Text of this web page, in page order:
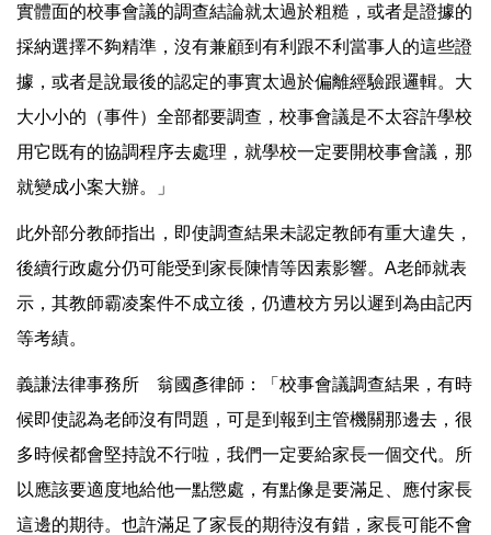
實體面的校事會議的調查結論就太過於粗糙，或者是證據的
採納選擇不夠精準，沒有兼顧到有利跟不利當事人的這些證
據，或者是說最後的認定的事實太過於偏離經驗跟邏輯。大
大小小的（事件）全部都要調查，校事會議是不太容許學校
用它既有的協調程序去處理，就學校一定要開校事會議，那
就變成小案大辦。」
此外部分教師指出，即使調查結果未認定教師有重大違失，
後續行政處分仍可能受到家長陳情等因素影響。A老師就表
示，其教師霸凌案件不成立後，仍遭校方另以遲到為由記丙
等考績。
義謙法律事務所 翁國彥律師：「校事會議調查結果，有時
候即使認為老師沒有問題，可是到報到主管機關那邊去，很
多時候都會堅持說不行啦，我們一定要給家長一個交代。所
以應該要適度地給他一點懲處，有點像是要滿足、應付家長
這邊的期待。也許滿足了家長的期待沒有錯，家長可能不會